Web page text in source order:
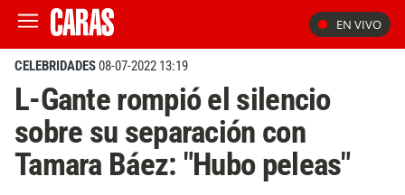
EN VIVO
CELEBRIDADES08-07-2022 13:19
L-Gante rompió el silencio
sobre su separación con
Tamara Báez: "Hubo peleas"